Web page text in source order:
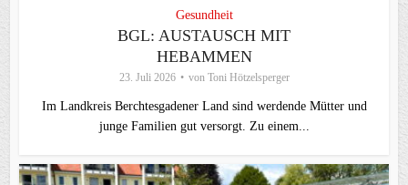
Gesundheit
BGL: AUSTAUSCH MIT
HEBAMMEN
23. Juli 2026 von Toni Hötzelsperger
Im Landkreis Berchtesgadener Land sind werdende Mütter und
junge Familien gut versorgt. Zu einem...